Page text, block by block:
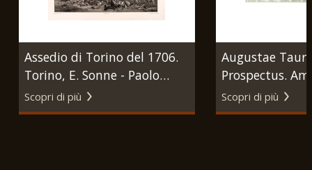
Assedio di Torino del 1706.
Torino, E. Sonne - Paolo
Toschi, 1838.
Scopri di più
Augustae
Prospectus.
Joannis Blaeu,
Scopri di più